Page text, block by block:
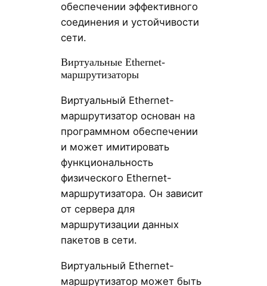
обеспечении эффективного
соединения и устойчивости
сети.
Виртуальные Ethernet-
маршрутизаторы
Виртуальный Ethernet-
маршрутизатор основан на
программном обеспечении
и может имитировать
функциональность
физического Ethernet-
маршрутизатора. Он зависит
от сервера для
маршрутизации данных
пакетов в сети.
Виртуальный Ethernet-
маршрутизатор может быть